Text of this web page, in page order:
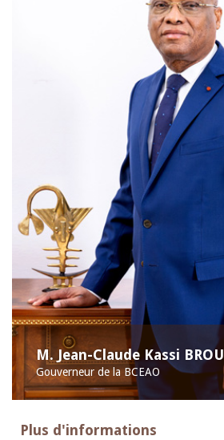
M. Jean-Claude Kassi BROU
Gouverneur de la BCEAO
Plus d'informations